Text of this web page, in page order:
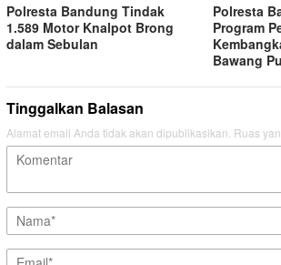
Polresta Bandung Tindak
1.589 Motor Knalpot Brong
dalam Sebulan
Polresta
Program
Bawang
Tinggalkan Balasan
Alamat email Anda tidak akan dipublikasikan. Ruas